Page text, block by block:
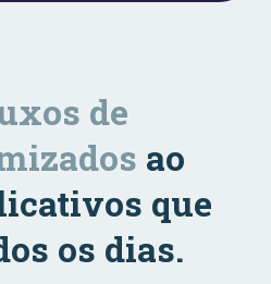
de
ao
que
os dias.